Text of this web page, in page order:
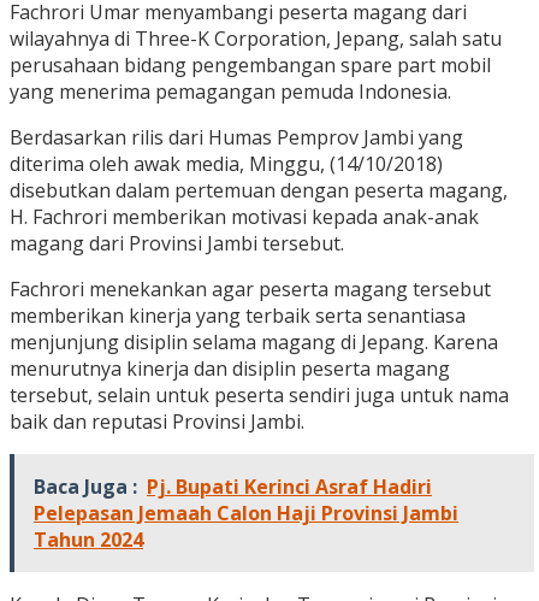
Fachrori Umar menyambangi peserta magang dari
wilayahnya di Three-K Corporation, Jepang, salah satu
perusahaan bidang pengembangan spare part mobil
yang menerima pemagangan pemuda Indonesia.
Berdasarkan rilis dari Humas Pemprov Jambi yang
diterima oleh awak media, Minggu, (14/10/2018)
disebutkan dalam pertemuan dengan peserta magang,
H. Fachrori memberikan motivasi kepada anak-anak
magang dari Provinsi Jambi tersebut.
Fachrori menekankan agar peserta magang tersebut
memberikan kinerja yang terbaik serta senantiasa
menjunjung disiplin selama magang di Jepang. Karena
menurutnya kinerja dan disiplin peserta magang
tersebut, selain untuk peserta sendiri juga untuk nama
baik dan reputasi Provinsi Jambi.
Baca Juga : Pj. Bupati Kerinci Asraf Hadiri
Pelepasan Jemaah Calon Haji Provinsi Jambi
Tahun 2024